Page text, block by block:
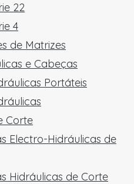
22
4
de Matrizes
e Cabeças
Portáteis
Corte
Electro-Hidráulicas de
Hidráulicas de Corte